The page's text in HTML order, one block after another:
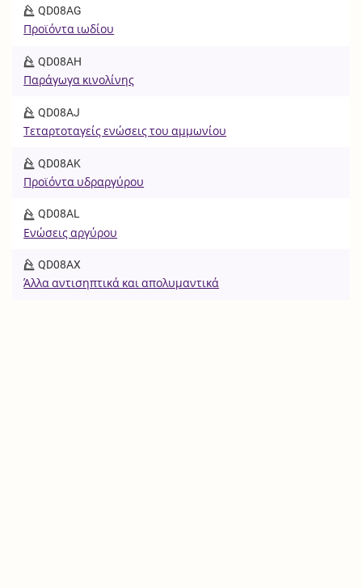
QD08AG
Προϊόντα ιωδίου
QD08AH
Παράγωγα κινολίνης
QD08AJ
Τεταρτοταγείς ενώσεις του αμμωνίου
QD08AK
Προϊόντα υδραργύρου
QD08AL
Ενώσεις αργύρου
QD08AX
Άλλα αντισηπτικά και απολυμαντικά